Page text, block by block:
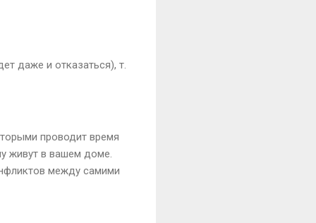
даже и отказаться), т.
проводит время
живут в вашем доме.
между самими